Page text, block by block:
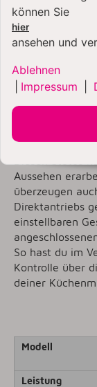
Hier ist das
KitchenAid: Die
Rührschüssel
aus Edelstahl.
Design ein
Aussehen
überzeugen
Direktantriebs
einstellbaren
So hast du im
Kontrolle über
deiner
Modell
Leistung
können Sie
hier
ansehen und
Ablehnen
Impressum